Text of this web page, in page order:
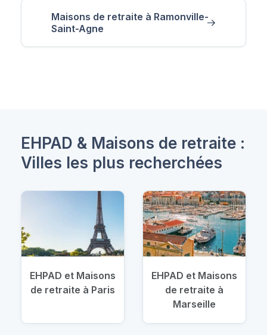
Maisons de retraite à Ramonville-
Saint-Agne
EHPAD & Maisons de retraite :
Villes les plus recherchées
EHPAD et Maisons
de retraite à Paris
EHPAD et Maisons
de retraite à
Marseille